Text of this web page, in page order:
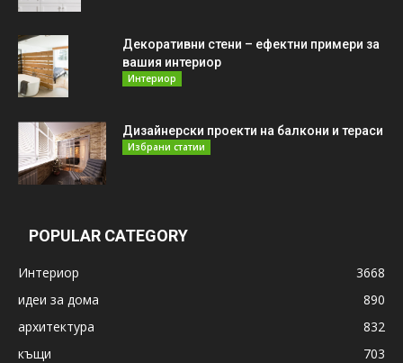
Декоративни стени – ефектни примери за
вашия интериор
Интериор
Дизайнерски проекти на балкони и тераси
Избрани статии
POPULAR CATEGORY
Интериор
3668
идеи за дома
890
архитектура
832
къщи
703